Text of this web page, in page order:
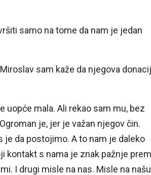
samo na tome da nam je jedan
sam kaže da njegova
uopće mala. Ali rekao sam mu, bez
je, jer je važan njegov čin.
je da postojimo. A to nam je daleko
kontakt s nama je znak pažnje
I drugi misle na nas. Misle na našu